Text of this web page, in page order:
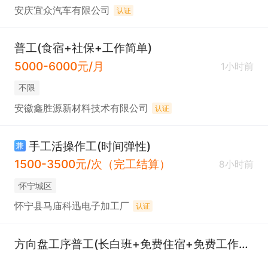
安庆宜众汽车有限公司 认证
普工(食宿+社保+工作简单)
5000-6000元/月
1小时前
不限
安徽鑫胜源新材料技术有限公司 认证
兼 手工活操作工(时间弹性)
1500-3500元/次（完工结算）
8小时前
怀宁城区
怀宁县马庙科迅电子加工厂 认证
方向盘工序普工(长白班+免费住宿+免费工作餐)